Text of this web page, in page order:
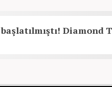
Diamond